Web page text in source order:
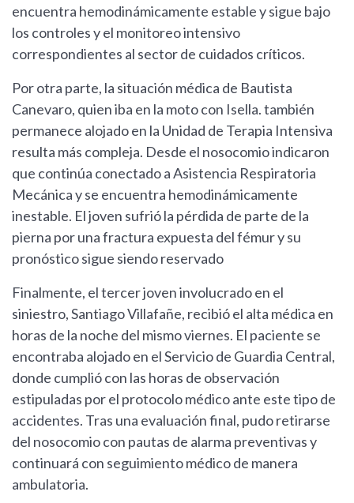
encuentra hemodinámicamente estable y sigue bajo
los controles y el monitoreo intensivo
correspondientes al sector de cuidados críticos.
Por otra parte, la situación médica de Bautista
Canevaro, quien iba en la moto con Isella. también
permanece alojado en la Unidad de Terapia Intensiva
resulta más compleja. Desde el nosocomio indicaron
que continúa conectado a Asistencia Respiratoria
Mecánica y se encuentra hemodinámicamente
inestable. El joven sufrió la pérdida de parte de la
pierna por una fractura expuesta del fémur y su
pronóstico sigue siendo reservado
Finalmente, el tercer joven involucrado en el
siniestro, Santiago Villafañe, recibió el alta médica en
horas de la noche del mismo viernes. El paciente se
encontraba alojado en el Servicio de Guardia Central,
donde cumplió con las horas de observación
estipuladas por el protocolo médico ante este tipo de
accidentes. Tras una evaluación final, pudo retirarse
del nosocomio con pautas de alarma preventivas y
continuará con seguimiento médico de manera
ambulatoria.